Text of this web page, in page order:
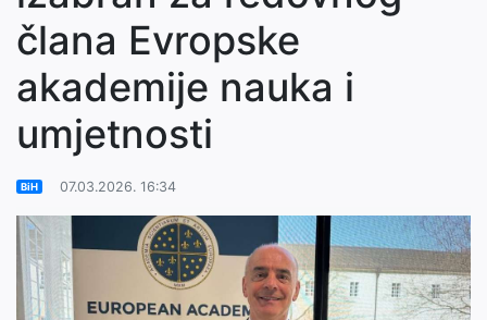
člana Evropske
akademije nauka i
umjetnosti
BiH 07.03.2026. 16:34